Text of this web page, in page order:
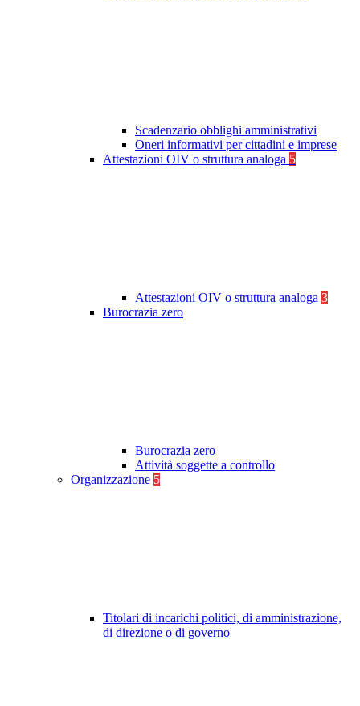
Scadenzario obblighi amministrativi
Oneri informativi per cittadini e imprese
Attestazioni OIV o struttura analoga 5
Attestazioni OIV o struttura analoga 3
Burocrazia zero
Burocrazia zero
Attività soggette a controllo
Organizzazione 5
Titolari di incarichi politici, di amministrazione,
di direzione o di governo